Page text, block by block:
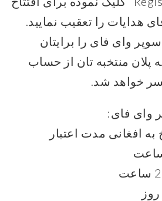
هدایات را تعقیب نمایید.
وای فای را برایتان
پلان منتخبه تان از حساب
خواهد شد.
وای فای:
افغانی مدت اعتبار